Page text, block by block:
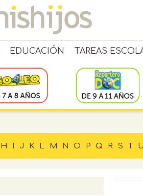
EDUCACIÓN TAREAS
H I J K L M N O P Q R S T U